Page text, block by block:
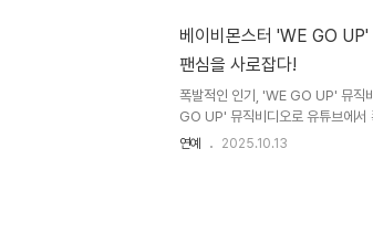
코치 시절 팀 평균자책점 1위를 기
의 컴백은 두산 베어스의 새로운 도
화려한 지도자 경력: SK 와이번스,
베이비몬스터 'WE GO UP'
팬심을 사로잡다!
폭발적인 인기, 'WE GO UP' 뮤직
GO UP' 뮤직비디오로 유튜브에서
테인먼트에 따르면, 'WE GO UP'
14일 0시 'WE GO UP'
연예 2025.10.13